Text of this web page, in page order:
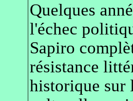
Quelques
l'échec
Sapiro
résistance
historique sur